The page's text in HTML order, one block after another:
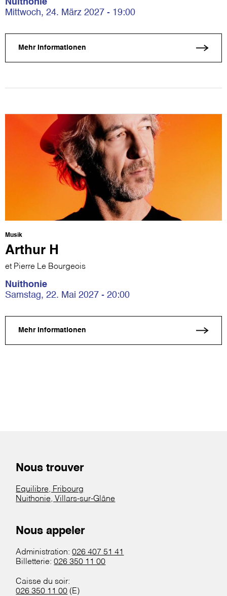
Nuithonie
Mittwoch, 24. März 2027 - 19:00
Mehr Informationen
Musik
Arthur H
et Pierre Le Bourgeois
Nuithonie
Samstag, 22. Mai 2027 - 20:00
Mehr Informationen
Nous trouver
Equilibre, Fribourg
Nuithonie, Villars-sur-Glâne
Nous appeler
Administration:026 407 51 41
Billetterie:026 350 11 00
Caisse du soir:
026 350 11 00 (E)